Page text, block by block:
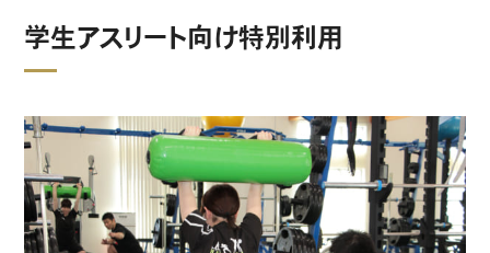
学生アスリート向け特別利用